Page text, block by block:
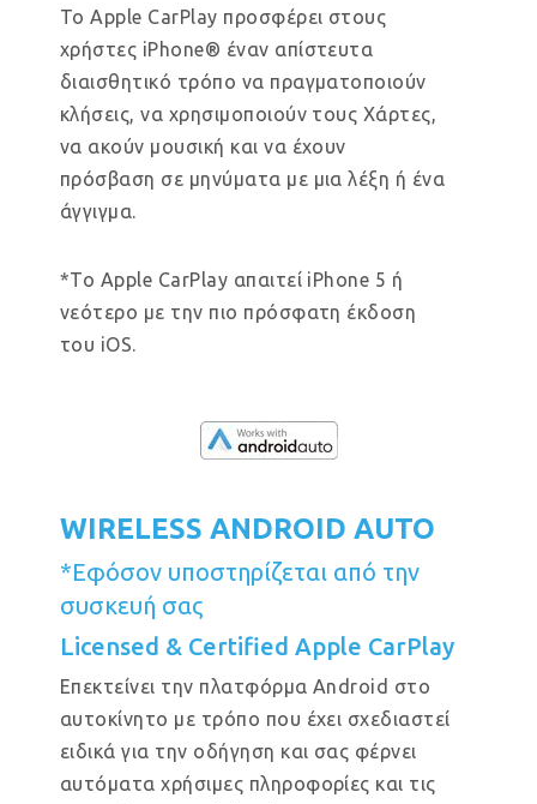
Το Apple CarPlay προσφέρει στους
χρήστες iPhone® έναν απίστευτα
διαισθητικό τρόπο να πραγματοποιούν
κλήσεις, να χρησιμοποιούν τους Χάρτες,
να ακούν μουσική και να έχουν
πρόσβαση σε μηνύματα με μια λέξη ή ένα
άγγιγμα.
*Το Apple CarPlay απαιτεί iPhone 5 ή
νεότερο με την πιο πρόσφατη έκδοση
του iOS.
WIRELESS ANDROID AUTO
*Εφόσον υποστηρίζεται από την
συσκευή σας
Licensed & Certified Apple CarPlay
Επεκτείνει την πλατφόρμα Android στο
αυτοκίνητο με τρόπο που έχει σχεδιαστεί
ειδικά για την οδήγηση και σας φέρνει
αυτόματα χρήσιμες πληροφορίες και τις